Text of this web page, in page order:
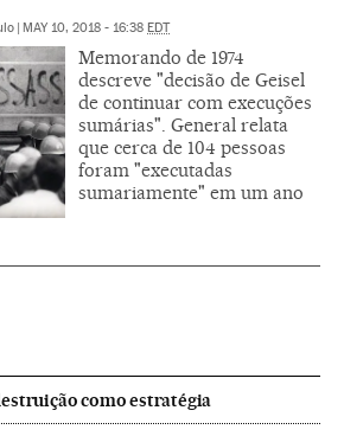
MAY 10, 2018 - 16:38 EDT
Memorando de 1974
descreve "decisão de Geisel
de continuar com execuções
sumárias". General relata
que cerca de 104 pessoas
foram "executadas
sumariamente" em um ano
como estratégia